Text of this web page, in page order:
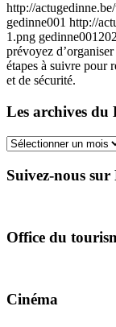
http://
gedinne001 http://
1.png gedinne001
prévoyez
étapes à suivre pour
et de sécurité.
Les archives du
Les
du
Suivez-nous sur
Office du
Cinéma